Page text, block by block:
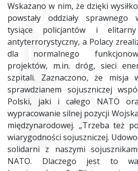
Wskazano w nim, że dzięki
powstały oddziały sprawnego
tysiące policjantów i
antyterrorystyczny, a Polacy
dla normalnego
projektów, m.in. dróg, sieci
szpitali. Zaznaczono, że misja
sprawdzianem sojuszniczej
Polski, jaki i całego NATO
wypracowanie silnej pozycji
międzynarodowej. „Trzeba też
wiarygodności sojuszniczej.
solidarni z naszymi
NATO. Dlaczego jest to